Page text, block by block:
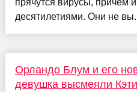
прячутся вирусы, причем
десятилетиями. Они не
Орландо Блум и его
девушка высмеяли